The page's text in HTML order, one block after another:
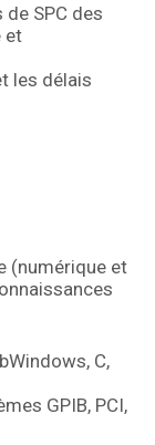
SPC des
et
les délais
(numérique et
C,
GPIB, PCI,